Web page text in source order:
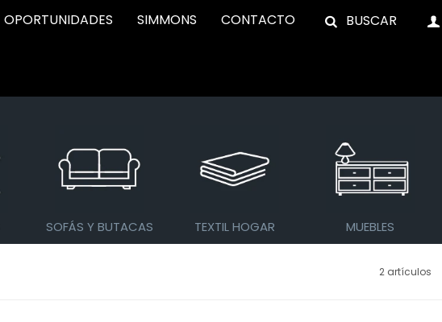
OPORTUNIDADES SIMMONS CONTACTO
SOFÁS Y BUTACAS TEXTIL HOGAR MUEBLES
2 artículos